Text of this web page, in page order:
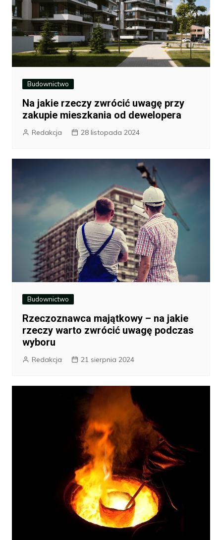
Budownictwo
Na jakie rzeczy zwrócić uwagę przy
zakupie mieszkania od dewelopera
Redakcja 28 listopada 2024
Budownictwo
Rzeczoznawca majątkowy – na jakie
rzeczy warto zwrócić uwagę podczas
wyboru
Redakcja 21 sierpnia 2024